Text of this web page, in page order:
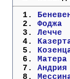
Кубок
Лига Наций
  1.
  2.
  3.
  4.
  5.
  6.
  7.
  8.